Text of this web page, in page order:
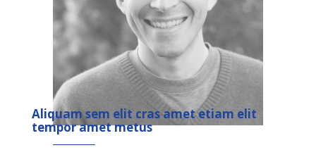
Aliquam sem elit cras amet etiam elit
tempor amet metus